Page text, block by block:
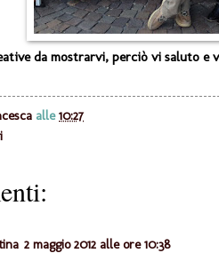
da mostrarvi, perciò vi saluto e
alle10:27
2 maggio 2012 alle ore 10:38